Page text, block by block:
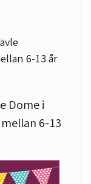
6-13 år
Dome i
6-13